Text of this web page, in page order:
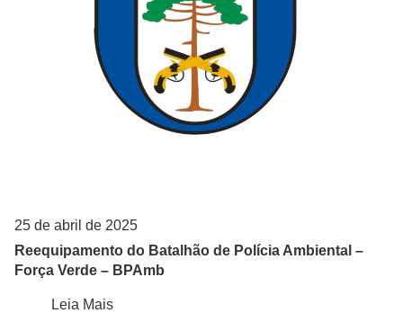
São José dos Pinhais
Tijucas do Sul
25 de abril de 2025
Reequipamento do Batalhão de Polícia Ambiental –
Força Verde – BPAmb
Leia Mais